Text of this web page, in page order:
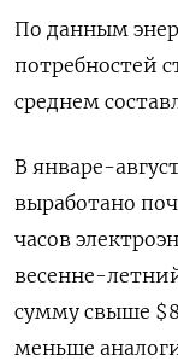
По данным
потребностей
среднем
В январе-
выработано
часов
весенне-
сумму свыше
меньше